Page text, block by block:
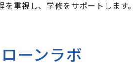
を重視し、学修をサポートします
ローンラボ